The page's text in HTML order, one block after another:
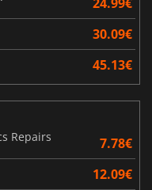
30.09€
45.13€
Repairs
7.78€
12.09€